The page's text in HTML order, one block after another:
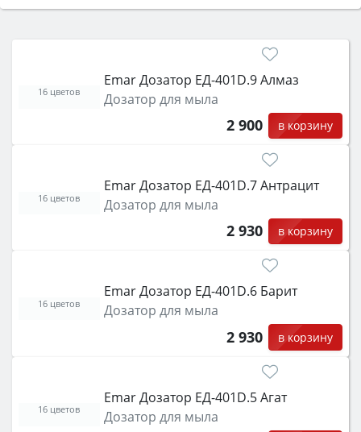
Сначала определитесь с типом (газовый или
затем смотрите на объём 50–70 л для семьи,
функции (конвекция, гриль, самоочистка,
защита от детей).
Emar Дозатор ЕД-401D.9 Алмаз
Дозатор для мыла
2 900 в корзину
16 цветов
Emar Дозатор ЕД-401D.7 Антрацит
Дозатор для мыла
2 930 в корзину
16 цветов
Emar Дозатор ЕД-401D.6 Барит
Дозатор для мыла
2 930 в корзину
16 цветов
Emar Дозатор ЕД-401D.5 Агат
Дозатор для мыла
16 цветов